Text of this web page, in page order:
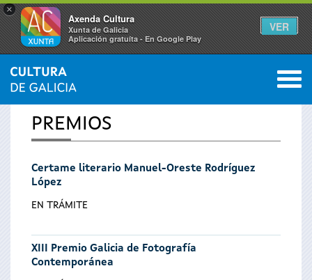
×
Axenda Cultura
Xunta de Galicia
Aplicación gratuíta - En Google Play
VER
Vostede
está
aquí
INICIO 0
PREMIOS
Certame literario Manuel-Oreste Rodríguez
López
EN TRÁMITE
XIII Premio Galicia de Fotografía
Contemporánea